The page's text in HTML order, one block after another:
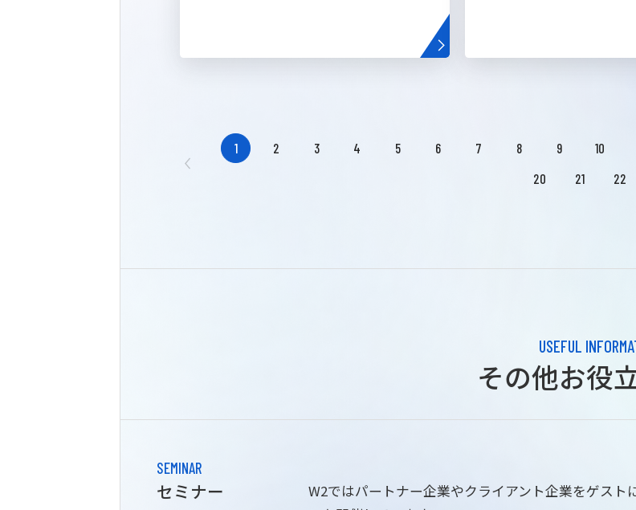
1 2 3 4 5 6 7 8 9 10
20
21 22
USEFUL
その他お役
SEMINAR
セミナー
W2ではパートナー企業やクライアント企業をゲスト